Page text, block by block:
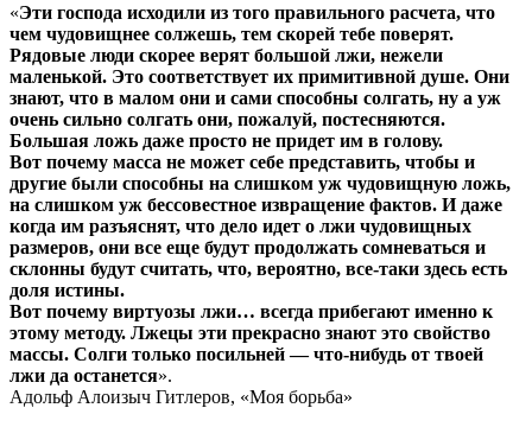
«Эти господа исходили из того правильного расчета, что
чем чудовищнее солжешь, тем скорей тебе поверят.
Рядовые люди скорее верят большой лжи, нежели
маленькой. Это соответствует их примитивной душе. Они
знают, что в малом они и сами способны солгать, ну а уж
очень сильно солгать они, пожалуй, постесняются.
Большая ложь даже просто не придет им в голову.
Вот почему масса не может себе представить, чтобы и
другие были способны на слишком уж чудовищную ложь,
на слишком уж бессовестное извращение фактов. И даже
когда им разъяснят, что дело идет о лжи чудовищных
размеров, они все еще будут продолжать сомневаться и
склонны будут считать, что, вероятно, все-таки здесь есть
доля истины.
Вот почему виртуозы лжи… всегда прибегают именно к
этому методу. Лжецы эти прекрасно знают это свойство
массы. Солги только посильней — что-нибудь от твоей
лжи да останется».
Адольф Алоизыч Гитлеров, «Моя борьба»